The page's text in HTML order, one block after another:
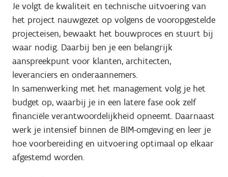
Je volgt de kwaliteit en technische uitvoering van
het project nauwgezet op volgens de vooropgestelde
projecteisen, bewaakt het bouwproces en stuurt bij
waar nodig. Daarbij ben je een belangrijk
aanspreekpunt voor klanten, architecten,
leveranciers en onderaannemers.
In samenwerking met het management volg je het
budget op, waarbij je in een latere fase ook zelf
financiële verantwoordelijkheid opneemt. Daarnaast
werk je intensief binnen de BIM-omgeving en leer je
hoe voorbereiding en uitvoering optimaal op elkaar
afgestemd worden.